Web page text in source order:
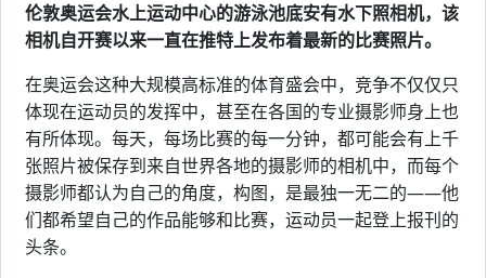
伦敦奥运会水上运动中心的游泳池底安有水下照相机，该
相机自开赛以来一直在推特上发布着最新的比赛照片。
在奥运会这种大规模高标准的体育盛会中，竞争不仅仅只
体现在运动员的发挥中，甚至在各国的专业摄影师身上也
有所体现。每天，每场比赛的每一分钟，都可能会有上千
张照片被保存到来自世界各地的摄影师的相机中，而每个
摄影师都认为自己的角度，构图，是最独一无二的——他
们都希望自己的作品能够和比赛，运动员一起登上报刊的
头条。